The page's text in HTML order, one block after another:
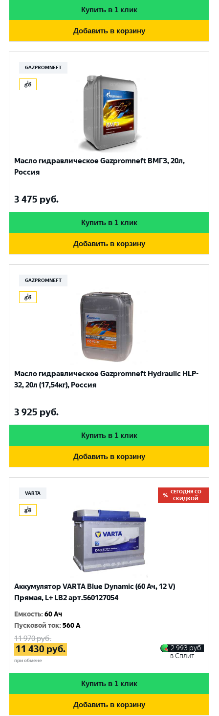
Купить в 1 клик
Добавить в корзину
GAZPROMNEFT
Масло гидравлическое Gazpromneft ВМГЗ, 20л,
Россия
3 475 руб.
Купить в 1 клик
Добавить в корзину
GAZPROMNEFT
Масло гидравлическое Gazpromneft Hydraulic HLP-
32, 20л (17,54кг), Россия
3 925 руб.
Купить в 1 клик
Добавить в корзину
VARTA
СЕГОДНЯ СО
СКИДКОЙ
Аккумулятор VARTA Blue Dynamic (60 Ач, 12 V)
Прямая, L+ LB2 арт.560127054
Емкость:60 Ач
Пусковой ток:560 A
11 970руб.
11 430 руб.
при обмене
2 993 руб.
в Сплит
Купить в 1 клик
Добавить в корзину